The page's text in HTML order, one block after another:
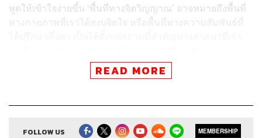
พูดให้เข้าใจง่ายขึ้น ‘พื้นที่ทางจิตวิญญาณ’ อาจหมายถึงพื้นที่
ทางกายภาพที่เราได้สงบจิตใจ หรือพื้นที่ทางความสัมพันธ์ที่
ปลอดภัยทางใจ ก็เป็นพื้นที่ทางจิตวิญญาณได้เช่นกัน
จะมีที่ไหนที่เราพาใจไปวางอย่างสงบ หรือหน่วยที่เล็กที่สุด
READ MORE
FOLLOW US MEMBERSHIP